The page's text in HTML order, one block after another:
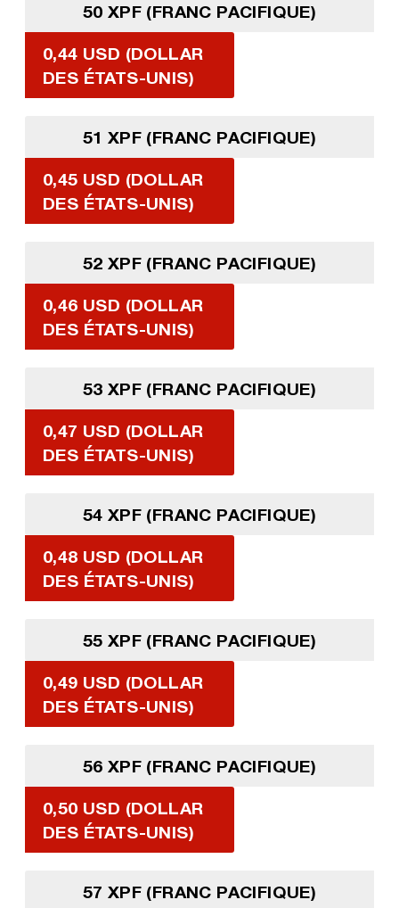
50 XPF (FRANC PACIFIQUE)
0,44 USD (DOLLAR
DES ÉTATS-UNIS)
51 XPF (FRANC PACIFIQUE)
0,45 USD (DOLLAR
DES ÉTATS-UNIS)
52 XPF (FRANC PACIFIQUE)
0,46 USD (DOLLAR
DES ÉTATS-UNIS)
53 XPF (FRANC PACIFIQUE)
0,47 USD (DOLLAR
DES ÉTATS-UNIS)
54 XPF (FRANC PACIFIQUE)
0,48 USD (DOLLAR
DES ÉTATS-UNIS)
55 XPF (FRANC PACIFIQUE)
0,49 USD (DOLLAR
DES ÉTATS-UNIS)
56 XPF (FRANC PACIFIQUE)
0,50 USD (DOLLAR
DES ÉTATS-UNIS)
57 XPF (FRANC PACIFIQUE)